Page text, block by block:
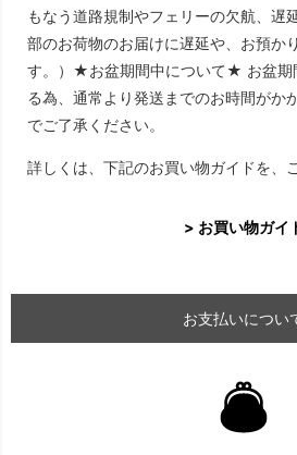
もなう道路規制やフェリーの欠航、遅
部のお荷物のお届けに遅延や、お預か
す。）★お盆期間中について★ お盆期
る為、通常より発送までのお時間がか
でご了承ください。
詳しくは、下記のお買い物ガイドを、
> お買い物ガイ
お支払いについ